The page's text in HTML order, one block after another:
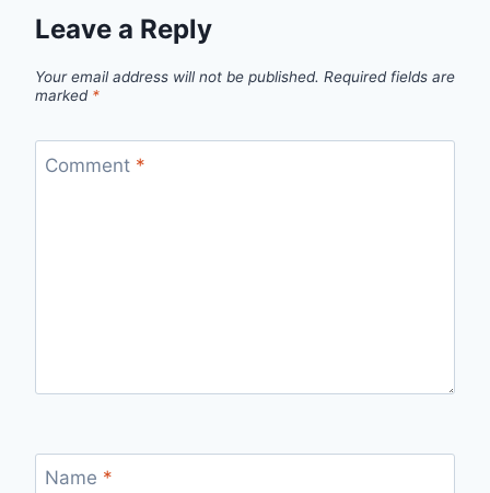
Leave a Reply
Your email address will not be published. Required fields are
marked *
Comment *
Name *